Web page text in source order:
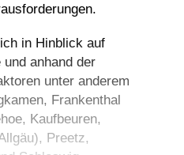
in Hinblick auf
anhand der
unter anderem
, Frankenthal
, Kaufbeuren,
, Preetz,